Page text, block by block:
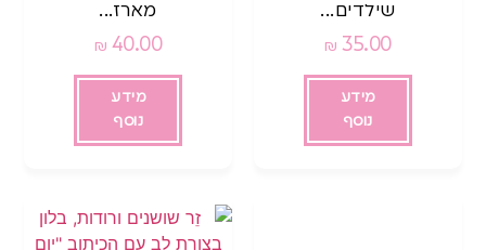
שילדים...
35.00
₪
מידע
נוסף
מארז...
40.00
₪
מידע
נוסף